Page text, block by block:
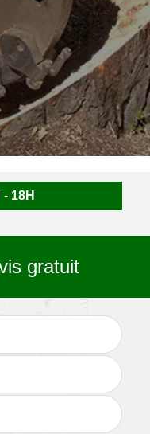
18H
gratuit